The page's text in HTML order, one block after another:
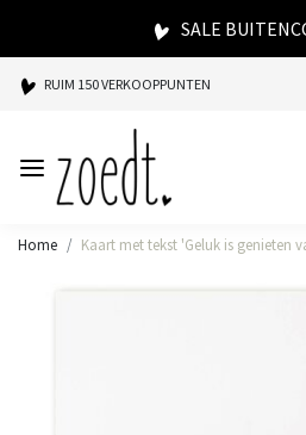
SALE
RUIM 150 VERKOOPPUNTEN
SPAARPUNTEN BIJ ELKE AANKOOP
SNELLE LEVERING
Home Kaart met tekst 'Geluk is genieten